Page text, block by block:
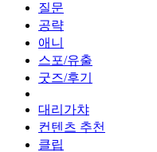
질문
공략
애니
스포/유출
굿즈/후기
대리가챠
컨텐츠 추천
클립